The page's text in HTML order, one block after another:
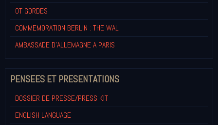
OT GORDES
COMMEMORATION BERLIN : THE WAL
AMBASSADE D'ALLEMAGNE A PARIS
PENSEES ET PRESENTATIONS
DOSSIER DE PRESSE/PRESS KIT
ENGLISH LANGUAGE